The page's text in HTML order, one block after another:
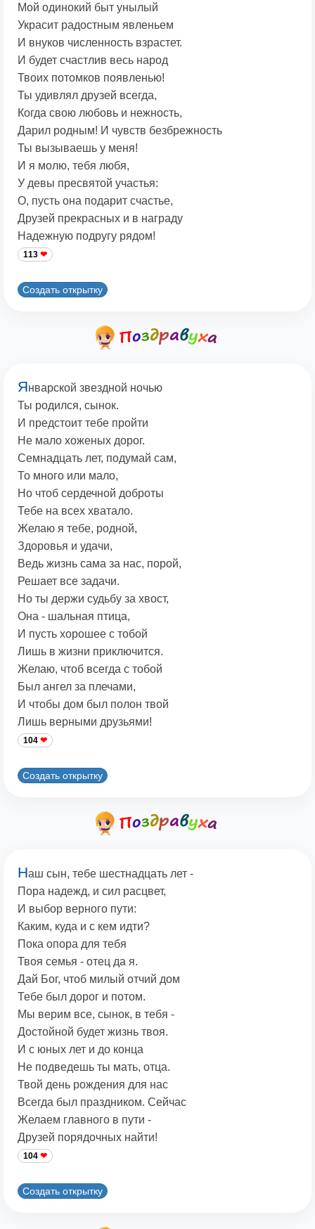
Мой одинокий быт унылый
Украсит радостным явленьем
И внуков численность взрастет.
И будет счастлив весь народ
Твоих потомков появленью!
Ты удивлял друзей всегда,
Когда свою любовь и нежность,
Дарил родным! И чувств безбрежность
Ты вызываешь у меня!
И я молю, тебя любя,
У девы пресвятой участья:
О, пусть она подарит счастье,
Друзей прекрасных и в награду
Надежную подругу рядом!
113
Создать открытку
Январской звездной ночью
Ты родился, сынок.
И предстоит тебе пройти
Hе мало хоженых дорог.
Семнадцать лет, подумай сам,
То много или мало,
Hо чтоб сердечной доброты
Тебе на всех хватало.
Желаю я тебе, родной,
Здоровья и удачи,
Ведь жизнь сама за нас, порой,
Решает все задачи.
Hо ты держи судьбу за хвост,
Она - шальная птица,
И пусть хорошее с тобой
Лишь в жизни приключится.
Желаю, чтоб всегда с тобой
Был ангел за плечами,
И чтобы дом был полон твой
Лишь верными друзьями!
104
Создать открытку
Наш сын, тебе шестнадцать лет -
Пора надежд, и сил расцвет,
И выбор верного пути:
Каким, куда и с кем идти?
Пока опора для тебя
Твоя семья - отец да я.
Дай Бог, чтоб милый отчий дом
Тебе был дорог и потом.
Мы верим все, сынок, в тебя -
Достойной будет жизнь твоя.
И с юных лет и до конца
Не подведешь ты мать, отца.
Твой день рождения для нас
Всегда был праздником. Сейчас
Желаем главного в пути -
Друзей порядочных найти!
104
Создать открытку